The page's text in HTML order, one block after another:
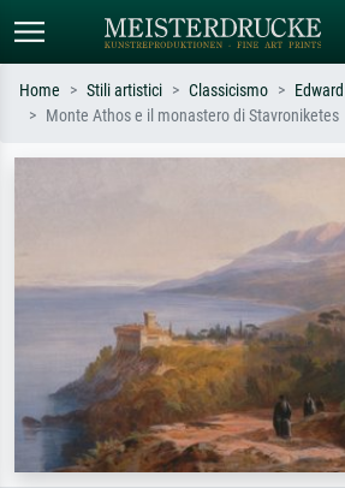
olio
Home Stili artistici Classicismo
Monte Athos e il monastero di Stavroniketes